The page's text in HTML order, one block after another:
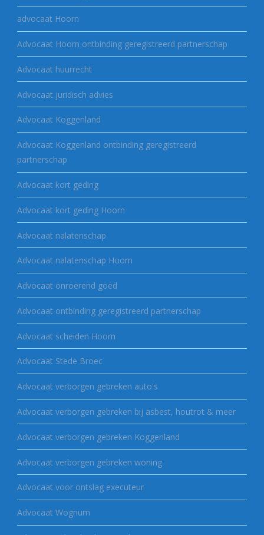
advocaat Hoorn
Advocaat Hoorn ontbinding geregistreerd partnerschap
Advocaat huurrecht
Advocaat juridisch advies
Advocaat Koggenland
Advocaat Koggenland ontbinding geregistreerd
partnerschap
Advocaat kort geding
Advocaat kort geding Hoorn
Advocaat nalatenschap
Advocaat nalatenschap Hoorn
Advocaat onroerend goed
Advocaat ontbinding geregistreerd partnerschap
Advocaat scheiden Hoorn
Advocaat Stede Broec
Advocaat verborgen gebreken auto's
Advocaat verborgen gebreken bij asbest, houtrot & meer
Advocaat verborgen gebreken Koggenland
Advocaat verborgen gebreken woning
Advocaat voor ontslag executeur
Advocaat Wognum